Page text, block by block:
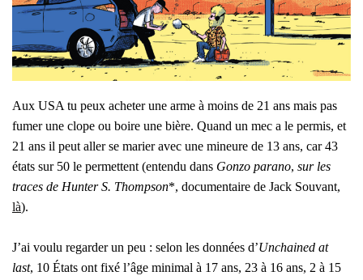
Aux USA tu peux ache­ter une arme à moins de 21 ans mais pas
fumer une clope ou boire une bière. Quand un mec a le per­mis, et
21 ans il peut aller se marier avec une mineure de 13 ans, car 43
états sur 50 le per­mettent (enten­du dans Gon­zo para­no, sur les
traces de Hun­ter S. Thompson*, docu­men­taire de Jack Sou­vant,
là).
J’ai vou­lu regar­der un peu : selon les don­nées d’Unchai­ned at
last, 10 États ont fixé l’âge mini­mal à 17 ans, 23 à 16 ans, 2 à 15